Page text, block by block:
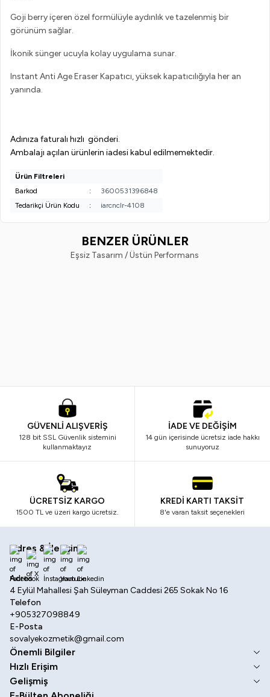
Goji berry içeren özel formülüyle aydınlık ve tazelenmiş bir
görünüm sağlar.
İkonik sünger ucuyla kolay uygulama sunar.
Instant Anti Age Eraser Kapatıcı, yüksek kapatıcılığıyla her an
yanında.
Adınıza faturalı hızlı gönderi.
Ambalajı açılan ürünlerin iadesi kabul edilmemektedir.
Ürün Filtreleri
Barkod
:
3600531396848
Tedarikçi Ürün Kodu
: iarcnclr-4108
BENZER ÜRÜNLER
Eşsiz Tasarım / Üstün Performans
GÜVENLİ ALIŞVERİŞ
128 bit SSL Güvenlik sistemini
kullanmaktayız
İADE VE DEĞİŞİM
14 gün içerisinde ücretsiz iade hakkı
sunuyoruz
ÜCRETSİZ KARGO
1500 TL ve üzeri kargo ücretsiz.
KREDİ KARTI TAKSİT
8'e varan taksit seçenekleri
Adres & İletişim
Adres
4 Eylül Mahallesi Şah Süleyman Caddesi 265 Sokak No 16
Telefon
+905327098849
E-Posta
sovalyekozmetik@gmail.com
Facebook
X İnstagram
Youtube
Önemli Bilgiler
Hızlı Erişim
Gelişmiş